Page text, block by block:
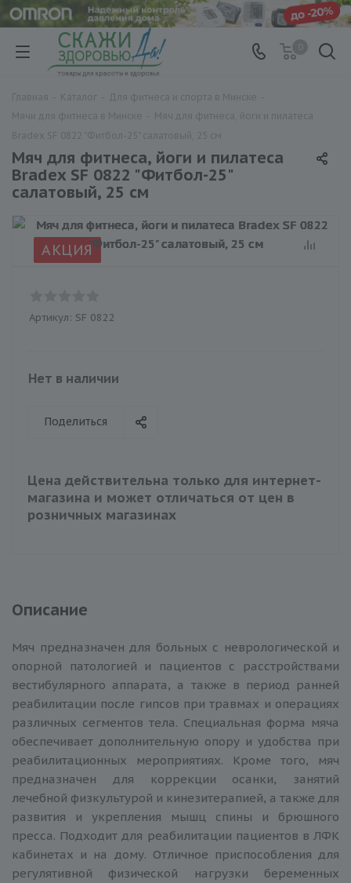
Мяч для фитнеса, йоги и пилатеса
Bradex SF 0822 "Фитбол-25"
салатовый, 25 см
АКЦИЯ
Артикул: SF 0822
Нет в наличии
Поделиться
Цена действительна только для интернет-
магазина и может отличаться от цен в
розничных магазинах
Описание
Мяч предназначен для больных с неврологической и
опорной патологией и пациентов с расстройствами
вестибулярного аппарата, а также в период ранней
реабилитации после гипсов при травмах и операциях
различных сегментов тела. Специальная форма мяча
обеспечивает дополнительную опору и удобства при
реабилитационных мероприятиях. Кроме того, мяч
предназначен для коррекции осанки, занятий
лечебной физкультурой и кинезитерапией, а также для
развития и укрепления мышц спины и брюшного
пресса. Подходит для реабилитации пациентов в ЛФК
кабинетах и на дому. Отличное приспособления для
регулятивной физической нагрузки беременных